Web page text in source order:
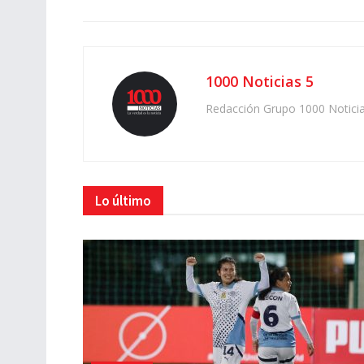
1000 Noticias 5
Redacción Grupo 1000
Lo último